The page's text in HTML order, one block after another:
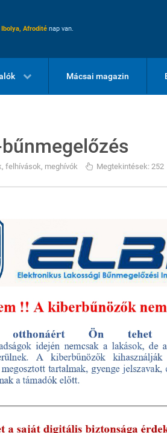
Ibolya, Afrodité nap van.
Mácsai magazin
felhívások, meghívók Megtekintések: 252